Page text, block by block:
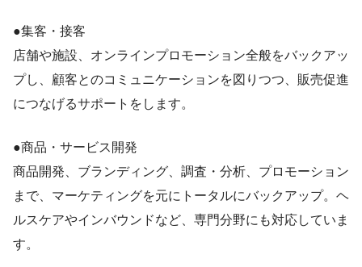
●集客・接客
店舗や施設、オンラインプロモーション全般をバックアッ
プし、顧客とのコミュニケーションを図りつつ、販売促進
につなげるサポートをします。
●商品・サービス開発
商品開発、ブランディング、調査・分析、プロモーション
まで、マーケティングを元にトータルにバックアップ。ヘ
ルスケアやインバウンドなど、専門分野にも対応していま
す。